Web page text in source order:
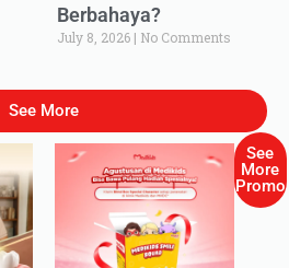
Berbahaya?
July 8, 2026 No Comments
See More
See
More
Promo